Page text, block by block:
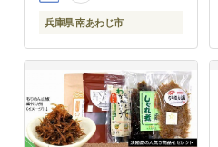
兵庫県 南あわじ市